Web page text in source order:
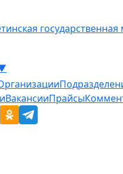
ВакансииПрайсы